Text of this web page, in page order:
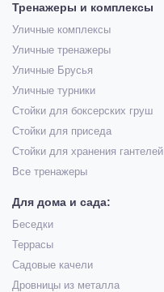
Тренажеры и комплексы
Уличные комплексы
Уличные тренажеры
Уличные Брусья
Уличные турники
Стойки для боксерских груш
Стойки для приседа
Стойки для хранения гантелей
Все тренажеры
Для дома и сада:
Беседки
Террасы
Садовые качели
Дровницы из металла